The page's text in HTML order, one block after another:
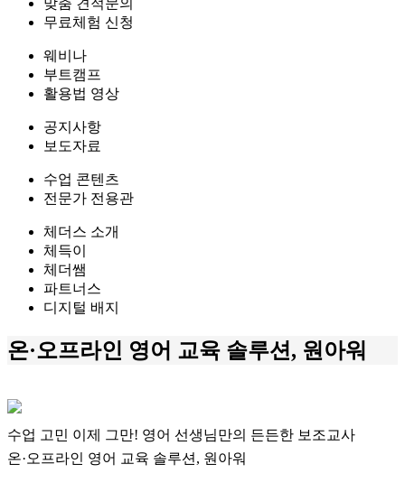
맞춤 견적문의
무료체험 신청
웨비나
부트캠프
활용법 영상
공지사항
보도자료
수업 콘텐츠
전문가 전용관
체더스 소개
체득이
체더쌤
파트너스
디지털 배지
온·오프라인 영어 교육 솔루션, 원아워
수업 고민 이제 그만! 영어 선생님만의 든든한 보조교사
온·오프라인 영어 교육 솔루션, 원아워